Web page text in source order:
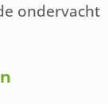
ondervacht